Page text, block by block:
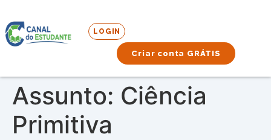
LOGIN
Criar conta GRÁTIS
Assunto: Ciência
Primitiva